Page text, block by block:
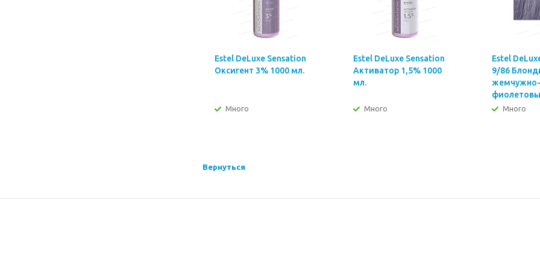
Estel DeLuxe Sensation
Оксигент 3% 1000 мл.
Много
Estel DeLuxe Sensation
Активатор 1,5% 1000
мл.
Много
Estel
9/86
жемчужно-
Много
Вернуться